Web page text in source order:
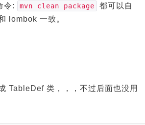
令:
mvn clean package
都可以自
lombok 一致。
TableDef 类，，，不过后面也没用